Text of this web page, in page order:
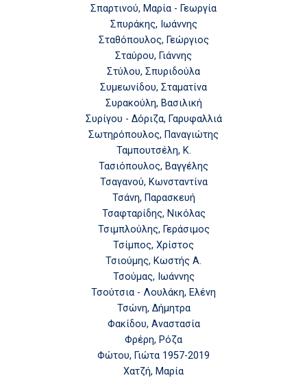
Σπαρτινού, Μαρία - Γεωργία
Σπυράκης, Ιωάννης
Σταθόπουλος, Γεώργιος
Σταύρου, Γιάννης
Στύλου, Σπυριδούλα
Συμεωνίδου, Σταματίνα
Συρακούλη, Βασιλική
Συρίγου - Δόριζα, Γαρυφαλλιά
Σωτηρόπουλος, Παναγιώτης
Ταμπουτσέλη, Κ.
Τασιόπουλος, Βαγγέλης
Τσαγανού, Κωνσταντίνα
Τσάνη, Παρασκευή
Τσαφταρίδης, Νικόλας
Τσιμπλούλης, Γεράσιμος
Τσίμπος, Χρίστος
Τσιούμης, Κωστής Α.
Τσούμας, Ιωάννης
Τσούτσια - Λουλάκη, Ελένη
Τσώνη, Δήμητρα
Φακίδου, Αναστασία
Φρέρη, Ρόζα
Φώτου, Γιώτα 1957-2019
Χατζή, Μαρία